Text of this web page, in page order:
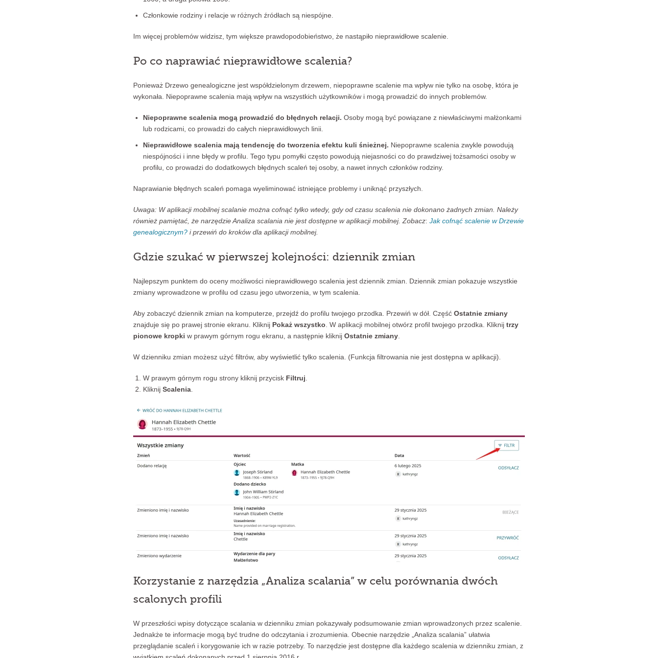
Członkowie rodziny i relacje w różnych źródłach są niespójne.
Im więcej problemów widzisz, tym większe prawdopodobieństwo, że nastąpiło nieprawidłowe scalenie.
Po co naprawiać nieprawidłowe scalenia?
Ponieważ Drzewo genealogiczne jest współdzielonym drzewem, niepoprawne scalenie ma wpływ nie tylko na osobę, która je
wykonała. Niepoprawne scalenia mają wpływ na wszystkich użytkowników i mogą prowadzić do innych problemów.
Niepoprawne scalenia mogą prowadzić do błędnych relacji. Osoby mogą być powiązane z niewłaściwymi małżonkami
lub rodzicami, co prowadzi do całych nieprawidłowych linii.
Nieprawidłowe scalenia mają tendencję do tworzenia efektu kuli śnieżnej. Niepoprawne scalenia zwykle powodują
niespójności i inne błędy w profilu. Tego typu pomyłki często powodują niejasności co do prawdziwej tożsamości osoby w
profilu, co prowadzi do dodatkowych błędnych scaleń tej osoby, a nawet innych członków rodziny.
Naprawianie błędnych scaleń pomaga wyeliminować istniejące problemy i uniknąć przyszłych.
Uwaga: W aplikacji mobilnej scalanie można cofnąć tylko wtedy, gdy od czasu scalenia nie dokonano żadnych zmian. Należy
również pamiętać, że narzędzie Analiza scalania nie jest dostępne w aplikacji mobilnej. Zobacz: Jak cofnąć scalenie w Drzewie
genealogicznym? i przewiń do kroków dla aplikacji mobilnej.
Gdzie szukać w pierwszej kolejności: dziennik zmian
Najlepszym punktem do oceny możliwości nieprawidłowego scalenia jest dziennik zmian. Dziennik zmian pokazuje wszystkie
zmiany wprowadzone w profilu od czasu jego utworzenia, w tym scalenia.
Aby zobaczyć dziennik zmian na komputerze, przejdź do profilu twojego przodka. Przewiń w dół. Część Ostatnie zmiany
znajduje się po prawej stronie ekranu. Kliknij Pokaż wszystko . W aplikacji mobilnej otwórz profil twojego przodka. Kliknij trzy
pionowe kropki w prawym górnym rogu ekranu, a następnie kliknij Ostatnie zmiany
W dzienniku zmian możesz użyć filtrów, aby wyświetlić tylko scalenia. (Funkcja filtrowania nie jest dostępna w aplikacji).
W prawym górnym rogu strony kliknij przycisk Filtruj
Kliknij Scalenia
Korzystanie z narzędzia „Analiza scalania” w celu porównania dwóch
scalonych profili
W przeszłości wpisy dotyczące scalania w dzienniku zmian pokazywały podsumowanie zmian wprowadzonych przez scalenie.
Jednakże te informacje mogą być trudne do odczytania i zrozumienia. Obecnie narzędzie „Analiza scalania” ułatwia
przeglądanie scaleń i korygowanie ich w razie potrzeby. To narzędzie jest dostępne dla każdego scalenia w dzienniku zmian, z